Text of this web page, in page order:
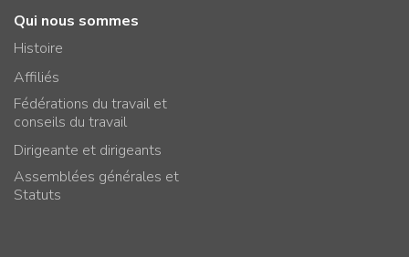
Qui nous sommes
Histoire
Affiliés
Fédérations du travail et
conseils du travail
Dirigeante et dirigeants
Assemblées générales et
Statuts